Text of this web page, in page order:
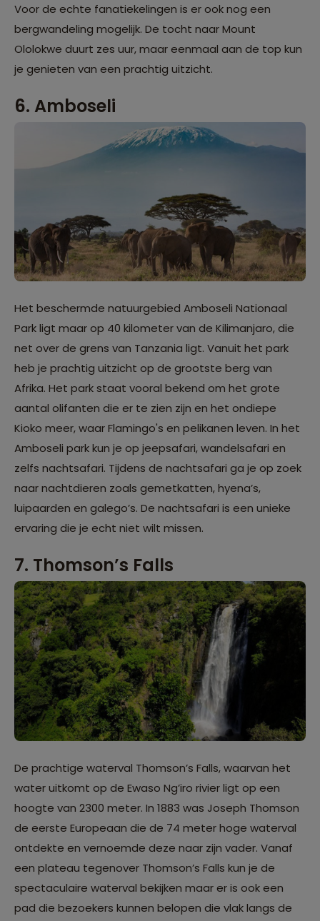
Voor de echte fanatiekelingen is er ook nog een
bergwandeling mogelijk. De tocht naar Mount
Ololokwe duurt zes uur, maar eenmaal aan de top kun
je genieten van een prachtig uitzicht.
6. Amboseli
Het beschermde natuurgebied Amboseli Nationaal
Park ligt maar op 40 kilometer van de Kilimanjaro, die
net over de grens van Tanzania ligt. Vanuit het park
heb je prachtig uitzicht op de grootste berg van
Afrika. Het park staat vooral bekend om het grote
aantal olifanten die er te zien zijn en het ondiepe
Kioko meer, waar Flamingo's en pelikanen leven. In het
Amboseli park kun je op jeepsafari, wandelsafari en
zelfs nachtsafari. Tijdens de nachtsafari ga je op zoek
naar nachtdieren zoals gemetkatten, hyena’s,
luipaarden en galego’s. De nachtsafari is een unieke
ervaring die je echt niet wilt missen.
7. Thomson’s Falls
De prachtige waterval Thomson’s Falls, waarvan het
water uitkomt op de Ewaso Ng’iro rivier ligt op een
hoogte van 2300 meter. In 1883 was Joseph Thomson
de eerste Europeaan die de 74 meter hoge waterval
ontdekte en vernoemde deze naar zijn vader. Vanaf
een plateau tegenover Thomson’s Falls kun je de
spectaculaire waterval bekijken maar er is ook een
pad die bezoekers kunnen belopen die vlak langs de